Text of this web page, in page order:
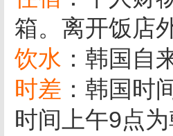
箱。离开饭店
饮水 ：韩国自
时差 ：韩国时
时间上午9点